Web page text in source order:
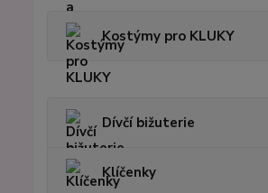
Kostýmy pro KLUKY
Dívčí bižuterie
Klíčenky